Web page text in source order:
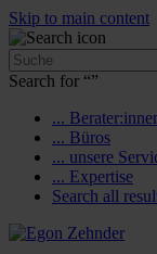
Skip to main content
Search for “”
...
... Büros
... unsere
... Expertise
Search all